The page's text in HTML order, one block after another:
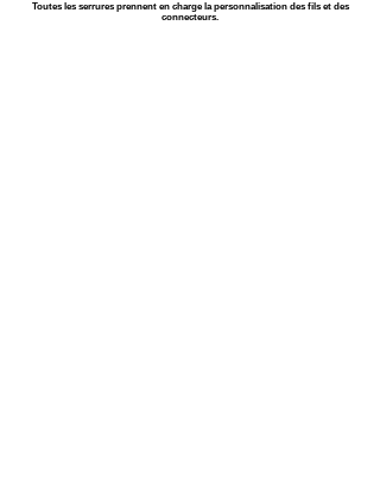
Toutes les serrures prennent en charge la personnalisation des fils et des
connecteurs.